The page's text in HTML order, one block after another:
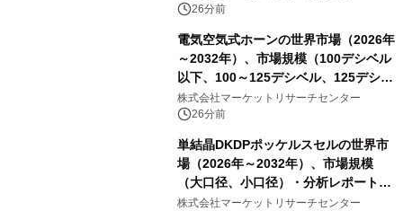
ーカー検査、細胞ベースのバイオマー
査）・分析レポートを発表
26分前
電気空気式ホーンの世界市場（2026年
～2032年）、市場規模（100デシベル
以下、100～125デシベル、125デシベ
ル以上）・分析レポートを発表
株式会社マーケットリサーチセンター
26分前
単結晶DKDPポッケルスセルの世界市
場（2026年～2032年）、市場規模
（大口径、小口径）・分析レポートを
発表
株式会社マーケットリサーチセンター